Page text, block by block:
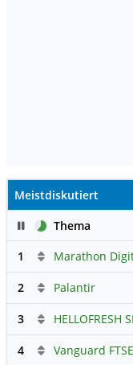
Meistdiskutiert
PauseThema
1
2 Palantir
3
4